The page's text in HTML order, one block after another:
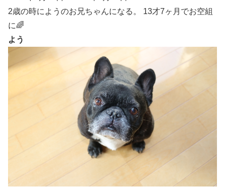
2歳の時にようのお兄ちゃんになる。 13才7ヶ月でお空組
に🌈
よう